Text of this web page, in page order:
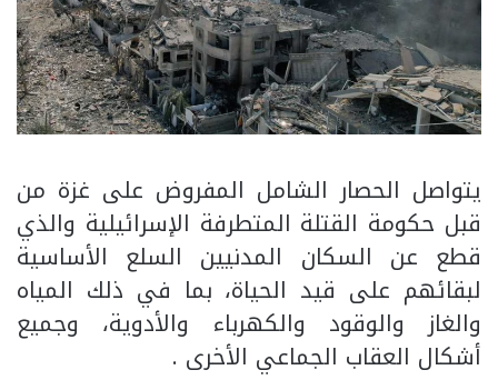
يتواصل الحصار الشامل المفروض على غزة من
قبل حكومة القتلة المتطرفة الإسرائيلية والذي
قطع عن السكان المدنيين السلع الأساسية
لبقائهم على قيد الحياة، بما في ذلك المياه
والغاز والوقود والكهرباء والأدوية، وجميع
أشكال العقاب الجماعي الأخرى .